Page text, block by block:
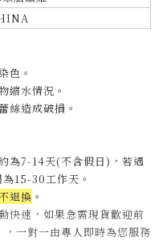
色。
縮水情況。
絲造成破損。
為7-14天(不含假日)， 若遇
為15-30工作天 。
退換 。
快速，如果急需現貨歡迎前
，一對一由專人即時為您服務